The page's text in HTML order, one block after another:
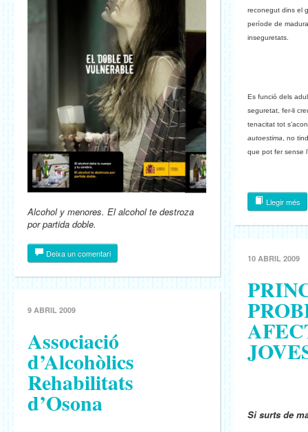
Alcohol y menores. El alcohol te destroza
por partida doble.
Deixa un comentari
9 ABRIL 2009
Associació
d’Alcohòlics
Rehabilitats
d’Osona
reconegut dins el
període de
inseguretats.
Es funció dels
seguretat, fer-li
tenacitat tot
autoestima , no
que pot fer sense
Llegir més
10 ABRIL 2009
Si surts de